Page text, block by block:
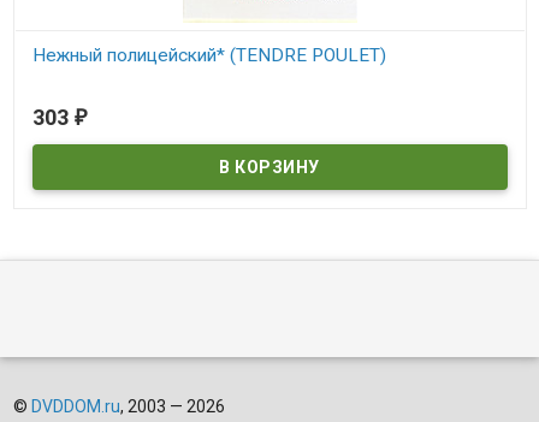
Нежный полицейский* (TENDRE POULET)
В наличии
303 ₽
© DVDDOM.ru, 2003 — 2026